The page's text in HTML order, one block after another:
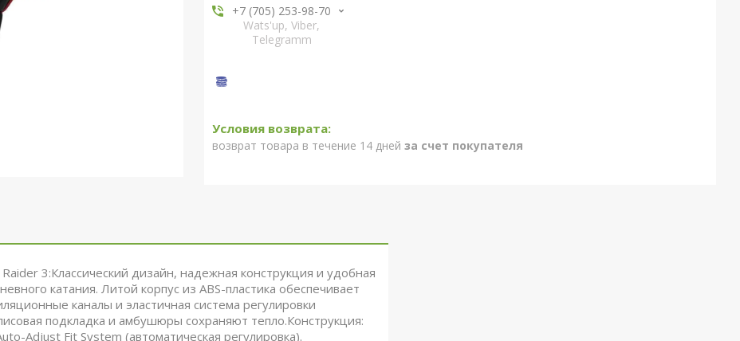
+7 (705) 253-98-70
Wats'up, Viber,
Telegramm
возврат товара в течение 14 дней за счет покупателя
3:Классический дизайн, надежная конструкция и удобная
катания. Литой корпус из ABS-пластика обеспечивает
каналы и эластичная система регулировки
подкладка и амбушюры сохраняют тепло.Конструкция:
Adjust Fit System (автоматическая регулировка).